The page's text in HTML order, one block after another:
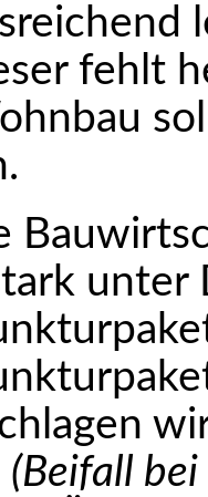
fehlt
unter
(Beifall